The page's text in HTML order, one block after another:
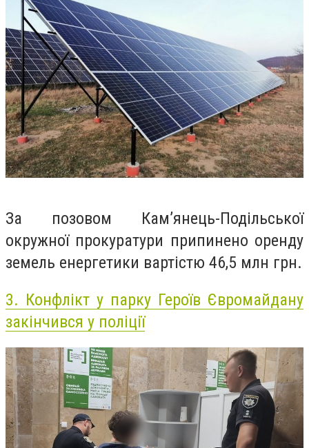
За позовом Кам’янець-Подільської
окружної прокуратури припинено оренду
земель енергетики вартістю 46,5 млн грн.
3. Конфлікт у парку Героїв Євромайдану
закінчився у поліції